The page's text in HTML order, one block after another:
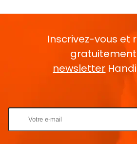
Inscrivez-vous et
newsletter